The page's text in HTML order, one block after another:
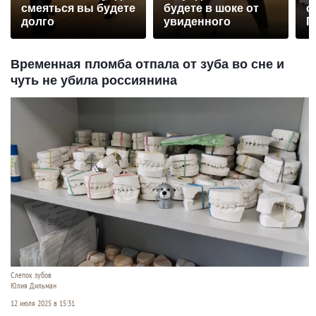
смеяться вы будете
долго
будете в шоке от
увиденного
Временная пломба отпала от зуба во сне и
чуть не убила россиянина
Слепок зубов
Юлия Дильман
12 июля 2025 в 15:31